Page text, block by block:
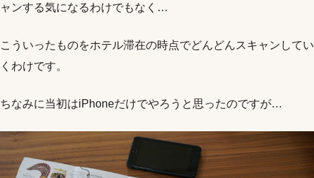
ャンする気になるわけでもなく…
こういったものをホテル滞在の時点でどんどんスキャンしてい
くわけです。
ちなみに当初はiPhoneだけでやろうと思ったのですが…